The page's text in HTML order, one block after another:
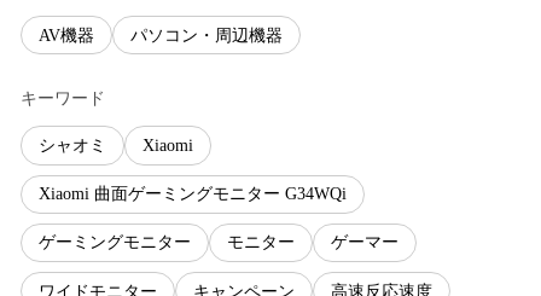
AV機器 パソコン・周辺機器
キーワード
シャオミ Xiaomi
Xiaomi 曲面ゲーミングモニター G34WQi
ゲーミングモニター モニター ゲーマー
ワイドモニター キャンペーン 高速反応速度